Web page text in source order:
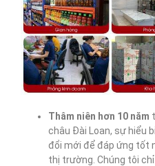
Thâm niên hơn 10 năm
châu Đài Loan, sự hiểu
đổi mới để đáp ứng tốt
thị trường. Chúng tôi